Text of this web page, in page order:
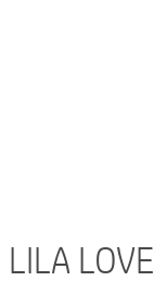
LILA